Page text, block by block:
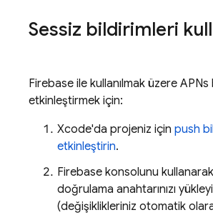
Sessiz bildirimleri
Firebase ile kullanılmak üzere
etkinleştirmek için:
Xcode'da projeniz için push
etkinleştirin.
Firebase konsolunu
doğrulama anahtarınızı
(değişiklikleriniz otomatik